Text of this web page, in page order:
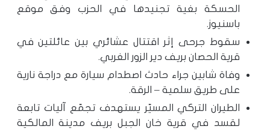
الحسكة بغية تجنيدها في الحزب وفق موقع
باسنيوز.
سقوط جرحى إثر اقتتال عشائري بين عائلتين في
قرية الحصان بريف دير الزور الغربي.
وفاة شابين جراء حادث اصطدام سيارة مع دراجة نارية
على طريق سلمية – الرقة.
الطيران التركي المسيّر يستهدف تجمّع آليات تابعة
لقسد في قرية خان الجبل بريف مدينة المالكية